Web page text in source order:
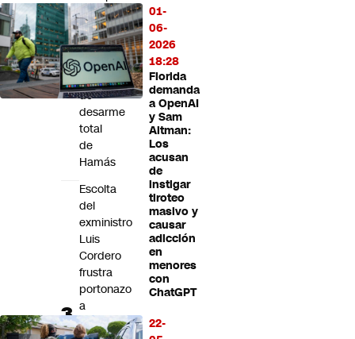
01-
06-
2026
18:28
Florida
demanda
a OpenAI
y Sam
Altman:
Los
acusan
de
instigar
tiroteo
masivo y
causar
adicción
en
menores
con
ChatGPT
22-
para
Gaza:
Netanyahu
mantiene
exigencia
de
desarme
total
de
Hamás
Escolta
del
exministro
Luis
Cordero
frustra
portonazo
a
disparos